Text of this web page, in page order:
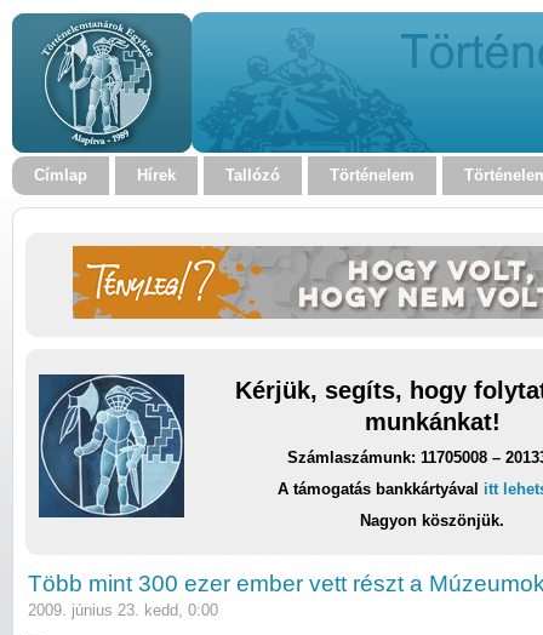
Címlap Hírek Tallózó Történelem
Kérjük, segíts, hogy
munkánkat!
Számlaszámunk: 11705008 –
A támogatás bankkártyával itt
Nagyon köszönjük.
Több mint 300 ezer ember vett részt a
2009. június 23. kedd, 0:00